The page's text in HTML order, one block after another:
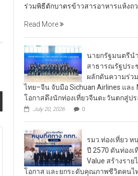
ร่วมพิธีตักบาตรข้าวสารอาหารแห้งถ
Read More
นายกรัฐมนตรีน
สาธารณรัฐประ
ผลักดันความร่ว
ไทย–จีน จับมือ Sichuan Airlines และ
โอกาสดึงนักท่องเที่ยวจีนตะวันตกสู่ปร
July 20, 2026 0
รมว.ท่องเที่ยว ห
ปี 2570 ดันท่องเ
Value สร้างราย
โอกาส และยกระดับคุณภาพชีวิตคนไ